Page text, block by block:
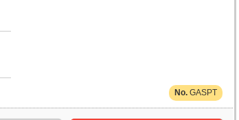
GASPT